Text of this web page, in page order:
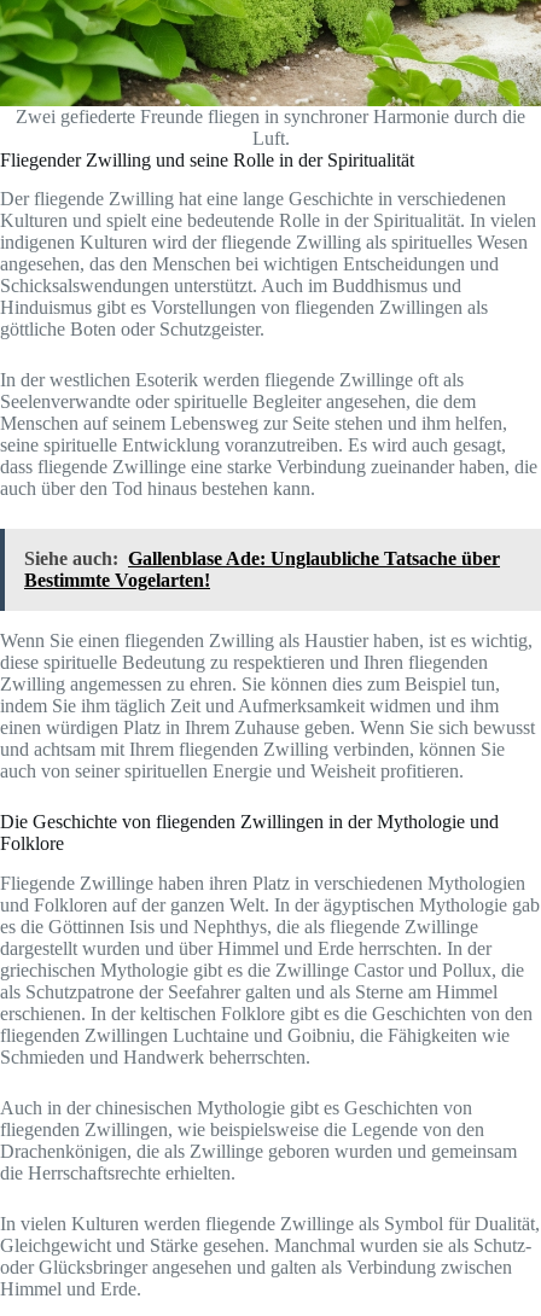
Zwei gefiederte Freunde fliegen in synchroner Harmonie durch die
Luft.
Fliegender Zwilling und seine Rolle in der Spiritualität
Der fliegende Zwilling hat eine lange Geschichte in verschiedenen
Kulturen und spielt eine bedeutende Rolle in der Spiritualität. In vielen
indigenen Kulturen wird der fliegende Zwilling als spirituelles Wesen
angesehen, das den Menschen bei wichtigen Entscheidungen und
Schicksalswendungen unterstützt. Auch im Buddhismus und
Hinduismus gibt es Vorstellungen von fliegenden Zwillingen als
göttliche Boten oder Schutzgeister.
In der westlichen Esoterik werden fliegende Zwillinge oft als
Seelenverwandte oder spirituelle Begleiter angesehen, die dem
Menschen auf seinem Lebensweg zur Seite stehen und ihm helfen,
seine spirituelle Entwicklung voranzutreiben. Es wird auch gesagt,
dass fliegende Zwillinge eine starke Verbindung zueinander haben, die
auch über den Tod hinaus bestehen kann.
Siehe auch: Gallenblase Ade: Unglaubliche Tatsache über
Bestimmte Vogelarten!
Wenn Sie einen fliegenden Zwilling als Haustier haben, ist es wichtig,
diese spirituelle Bedeutung zu respektieren und Ihren fliegenden
Zwilling angemessen zu ehren. Sie können dies zum Beispiel tun,
indem Sie ihm täglich Zeit und Aufmerksamkeit widmen und ihm
einen würdigen Platz in Ihrem Zuhause geben. Wenn Sie sich bewusst
und achtsam mit Ihrem fliegenden Zwilling verbinden, können Sie
auch von seiner spirituellen Energie und Weisheit profitieren.
Die Geschichte von fliegenden Zwillingen in der Mythologie und
Folklore
Fliegende Zwillinge haben ihren Platz in verschiedenen Mythologien
und Folkloren auf der ganzen Welt. In der ägyptischen Mythologie gab
es die Göttinnen Isis und Nephthys, die als fliegende Zwillinge
dargestellt wurden und über Himmel und Erde herrschten. In der
griechischen Mythologie gibt es die Zwillinge Castor und Pollux, die
als Schutzpatrone der Seefahrer galten und als Sterne am Himmel
erschienen. In der keltischen Folklore gibt es die Geschichten von den
fliegenden Zwillingen Luchtaine und Goibniu, die Fähigkeiten wie
Schmieden und Handwerk beherrschten.
Auch in der chinesischen Mythologie gibt es Geschichten von
fliegenden Zwillingen, wie beispielsweise die Legende von den
Drachenkönigen, die als Zwillinge geboren wurden und gemeinsam
die Herrschaftsrechte erhielten.
In vielen Kulturen werden fliegende Zwillinge als Symbol für Dualität,
Gleichgewicht und Stärke gesehen. Manchmal wurden sie als Schutz-
oder Glücksbringer angesehen und galten als Verbindung zwischen
Himmel und Erde.